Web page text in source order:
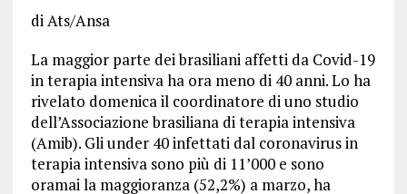
di Ats/Ansa
La maggior parte dei brasiliani affetti da Covid-19
in terapia intensiva ha ora meno di 40 anni. Lo ha
rivelato domenica il coordinatore di uno studio
dell’Associazione brasiliana di terapia intensiva
(Amib). Gli under 40 infettati dal coronavirus in
terapia intensiva sono più di 11’000 e sono
oramai la maggioranza (52,2%) a marzo, ha